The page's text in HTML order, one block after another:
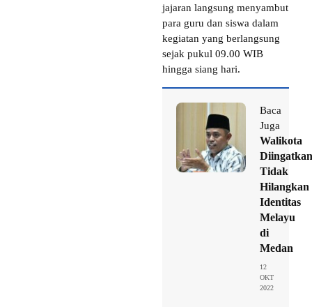
jajaran langsung menyambut
para guru dan siswa dalam
kegiatan yang berlangsung
sejak pukul 09.00 WIB
hingga siang hari.
Baca
Juga
Walikota
Diingatkan
Tidak
Hilangkan
Identitas
Melayu
di
Medan
12
OKT
2022